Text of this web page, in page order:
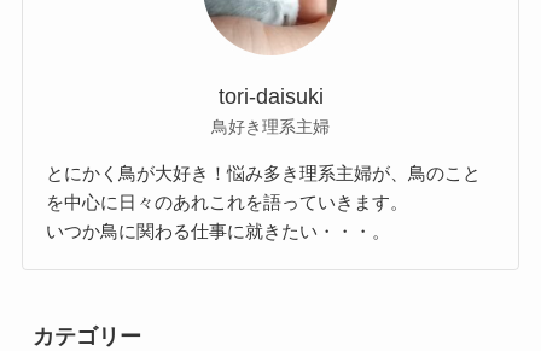
tori-daisuki
鳥好き理系主婦
とにかく鳥が大好き！悩み多き理系主婦が、鳥のこと
を中心に日々のあれこれを語っていきます。
いつか鳥に関わる仕事に就きたい・・・。
カテゴリー